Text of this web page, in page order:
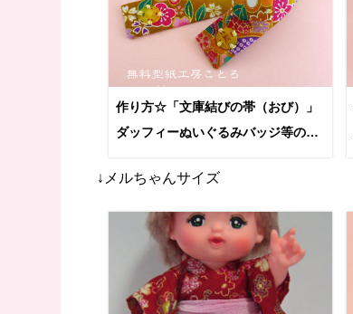
作り方☆「文庫結びの帯（おび）」
ダッフィーぬいぐるみバッジ等の小
↓メルちゃんサイズ